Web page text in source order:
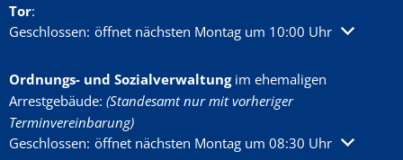
Tor:
Klicken, um weitere Öffnungs- oder Schließzeiten auszublenden
Geschlossen: öffnet nächsten Montag um 10:00 Uhr
Ordnungs- und Sozialverwaltungim ehemaligen
Arrestgebäude: (Standesamt nur mit vorheriger
Terminvereinbarung)
Klicken, um weitere Öffnungs- oder Schließzeiten auszublenden
Geschlossen: öffnet nächsten Montag um 08:30 Uhr